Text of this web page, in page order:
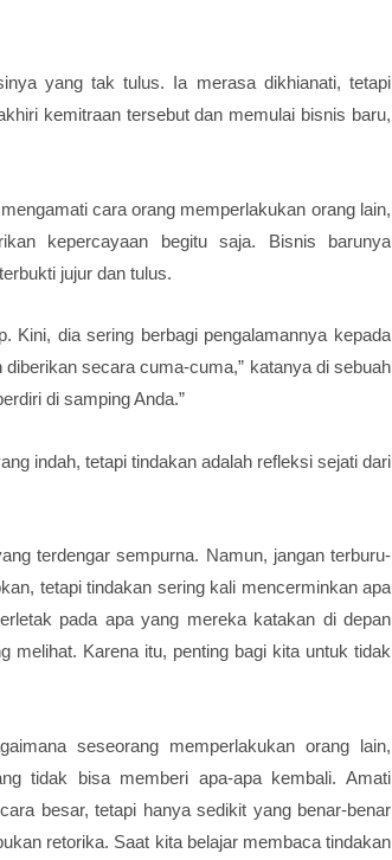
yang tak tulus. Ia merasa dikhianati, tetapi
kemitraan tersebut dan memulai bisnis baru,
cara orang memperlakukan orang lain,
kepercayaan begitu saja. Bisnis barunya
jujur dan tulus.
Kini, dia sering berbagi pengalamannya kepada
secara cuma-cuma,” katanya di sebuah
di samping Anda.”
indah, tetapi tindakan adalah refleksi sejati dari
terdengar sempurna. Namun, jangan terburu-
tetapi tindakan sering kali mencerminkan apa
pada apa yang mereka katakan di depan
melihat. Karena itu, penting bagi kita untuk tidak
seseorang memperlakukan orang lain,
tidak bisa memberi apa-apa kembali. Amati
besar, tetapi hanya sedikit yang benar-benar
retorika. Saat kita belajar membaca tindakan